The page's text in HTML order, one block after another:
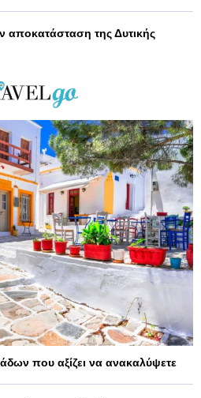
αποκατάσταση της Δυτικής
που αξίζει να ανακαλύψετε